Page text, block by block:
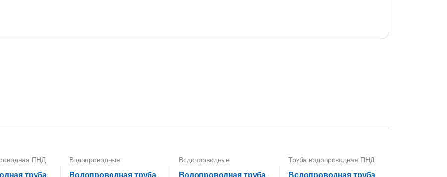
ПНД
труба
Водопроводные
полиэтиленовые трубы
Труба водопроводная ПНД
Водопроводная труба
Водопроводные
полиэтиленовые трубы
Труба водопроводная ПНД
Водопроводная труба
Труба водопроводная ПНД
355 мм
Водопроводная труба